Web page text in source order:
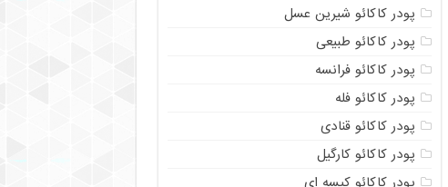
پودر کاکائو شیرین عسل
پودر کاکائو طبیعی
پودر کاکائو فرانسه
پودر کاکائو فله
پودر کاکائو قنادی
پودر کاکائو کارگیل
پودر کاکائو کیسه ای